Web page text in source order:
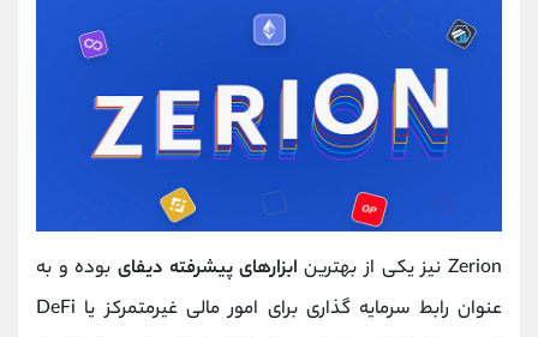
Zerion نیز یکی از بهترین ابزارهای پیشرفته دیفایبوده و به
عنوان رابط سرمایه گذاری برای امور مالی غیرمتمرکز یا DeFi